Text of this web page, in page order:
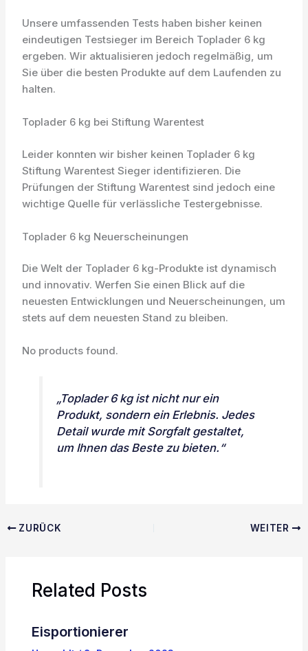
Unsere umfassenden Tests haben bisher keinen
eindeutigen Testsieger im Bereich Toplader 6 kg
ergeben. Wir aktualisieren jedoch regelmäßig, um
Sie über die besten Produkte auf dem Laufenden zu
halten.
Toplader 6 kg bei Stiftung Warentest
Leider konnten wir bisher keinen Toplader 6 kg
Stiftung Warentest Sieger identifizieren. Die
Prüfungen der Stiftung Warentest sind jedoch eine
wichtige Quelle für verlässliche Testergebnisse.
Toplader 6 kg Neuerscheinungen
Die Welt der Toplader 6 kg-Produkte ist dynamisch
und innovativ. Werfen Sie einen Blick auf die
neuesten Entwicklungen und Neuerscheinungen, um
stets auf dem neuesten Stand zu bleiben.
No products found.
„Toplader 6 kg ist nicht nur ein
Produkt, sondern ein Erlebnis. Jedes
Detail wurde mit Sorgfalt gestaltet,
um Ihnen das Beste zu bieten.“
ZURÜCK WEITER
Related Posts
Eisportionierer